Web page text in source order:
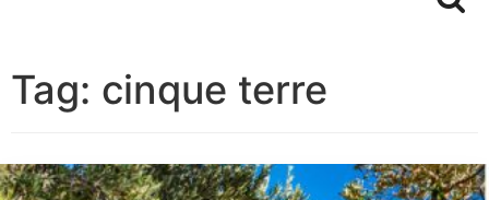
Tag: cinque terre